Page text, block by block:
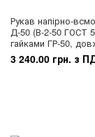
Рукав напірно-
Д-50 (В-2-50 ГОСТ
гайками ГР-50,
3 240.00 грн. з